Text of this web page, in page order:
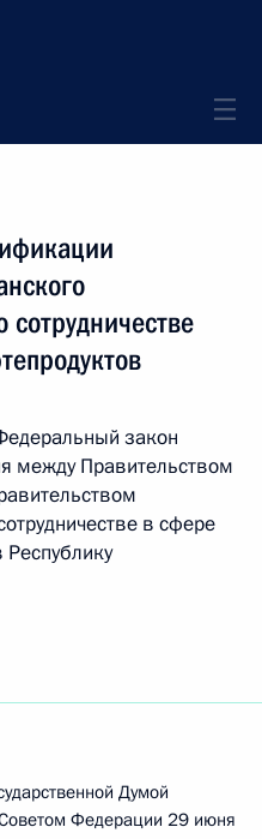
закон
между Правительством
в сфере
Республику
Думой
Федерации 29 июня